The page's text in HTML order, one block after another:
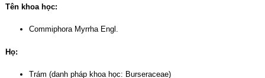
Tên khoa học:
Commiphora Myrrha Engl.
Họ:
Trám (danh pháp khoa học: Burseraceae)